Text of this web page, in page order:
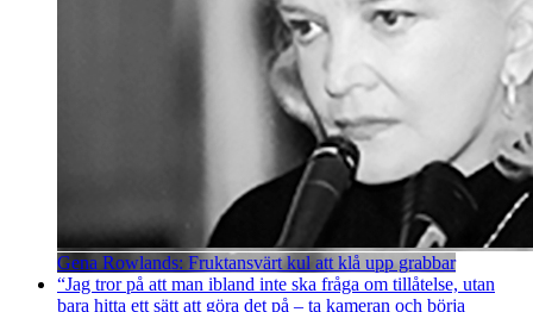
Gena Rowlands: Fruktansvärt kul att klå upp grabbar
“Jag tror på att man ibland inte ska fråga om tillåtelse, utan
bara hitta ett sätt att göra det på – ta kameran och börja